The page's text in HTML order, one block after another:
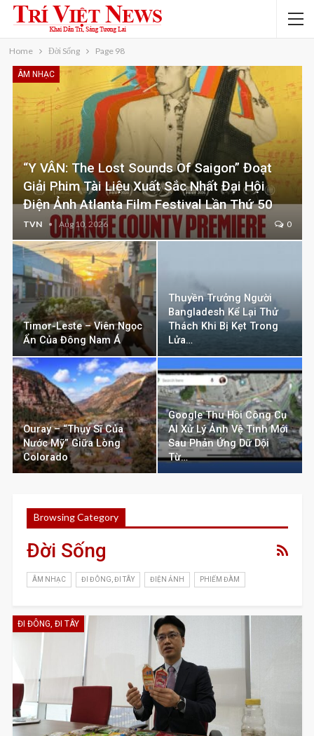
Home Đời Sống Page 98
ÂM NHẠC
“Y VÂN: The Lost Sounds Of Saigon” Đoạt
Giải Phim Tài Liệu Xuất Sắc Nhất Đại Hội
Điện Ảnh Atlanta Film Festival Lần Thứ 50
TVN Aug 10, 2026 0
Timor-Leste – Viên Ngọc
Ẩn Của Đông Nam Á
Thuyền Trưởng Người
Bangladesh Kể Lại Thử
Thách Khi Bị Kẹt Trong
Lửa…
Ouray – “Thụy Sĩ Của
Nước Mỹ” Giữa Lòng
Colorado
Google Thu Hồi Công Cụ
AI Xử Lý Ảnh Vệ Tinh Mới
Sau Phản Ứng Dữ Dội
Từ…
Browsing Category
Đời Sống
ÂM NHẠC ĐI ĐÔNG, ĐI TÂY ĐIỆN ẢNH PHIẾM ĐÀM
ĐI ĐÔNG, ĐI TÂY